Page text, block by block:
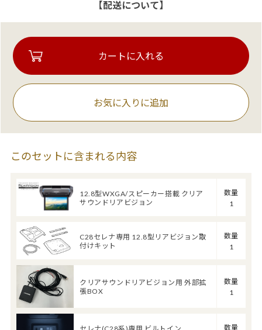
【配送について】
お気に入りに追加
このセットに含まれる内容
12.8型WXGA/スピーカー搭載 クリア
サウンドリアビジョン
数量
1
C28セレナ専用 12.8型リアビジョン取
付けキット
数量
1
クリアサウンドリアビジョン用 外部拡
張BOX
数量
1
数量